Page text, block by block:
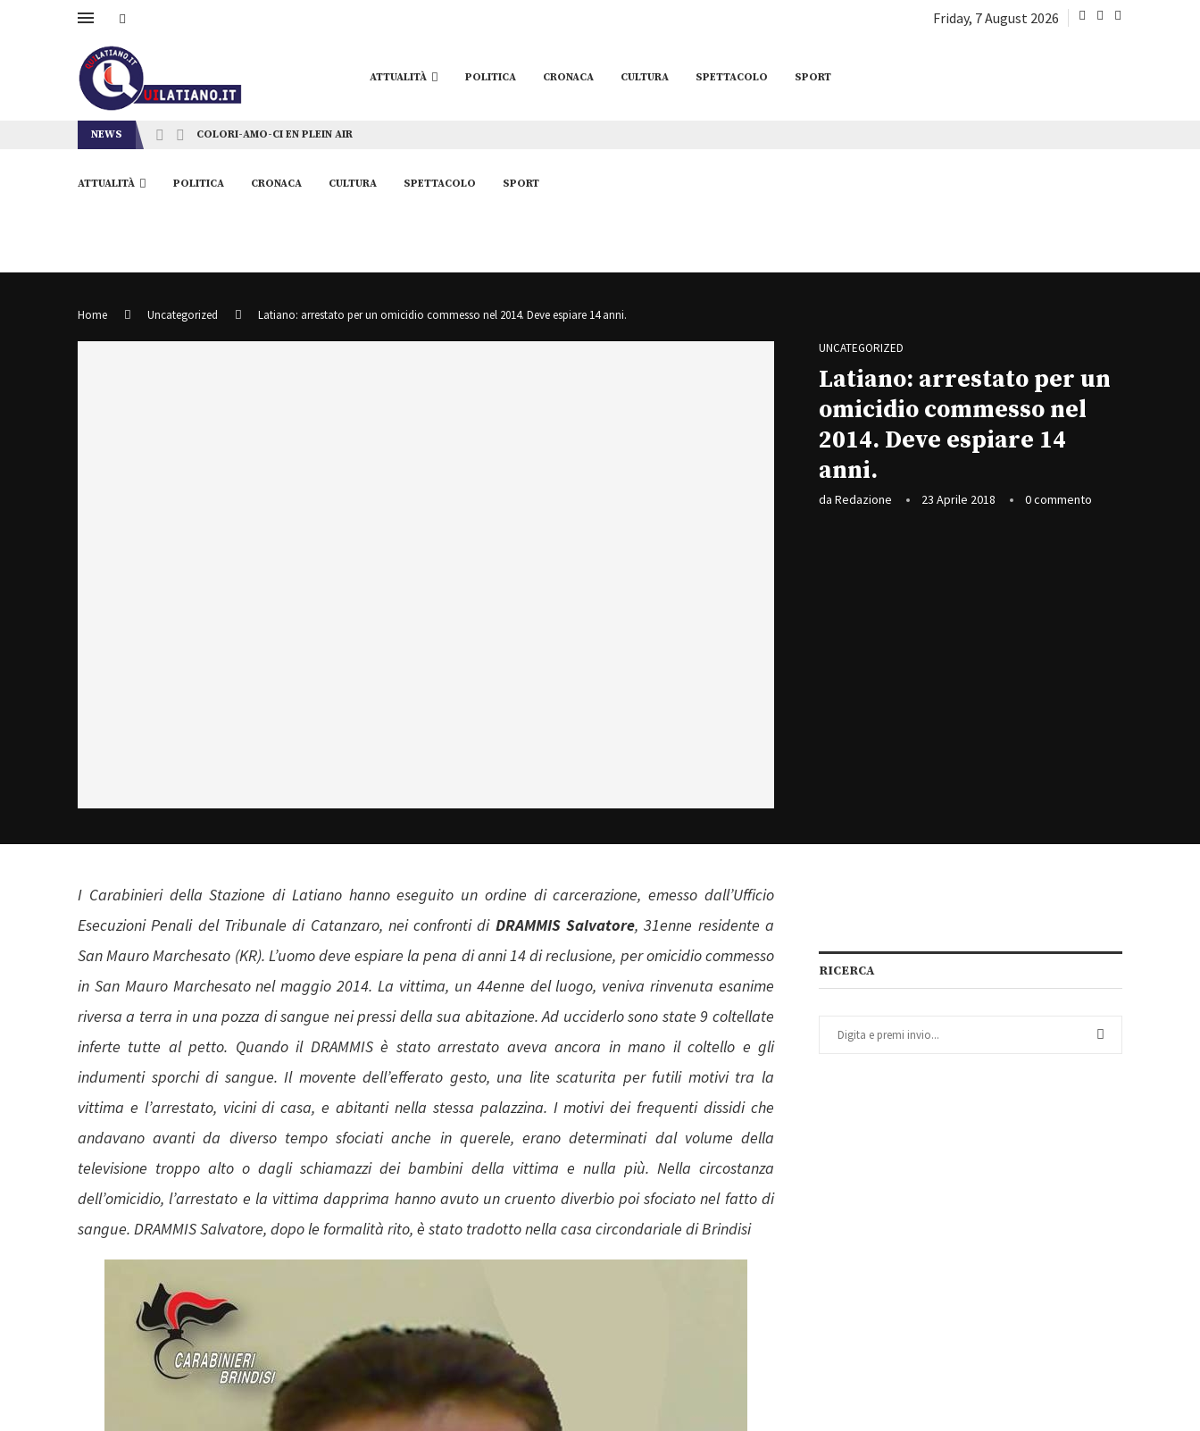
Friday, 7 August 2026
ATTUALITÀ POLITICA CRONACA CULTURA SPETTACOLO SPORT
NEWS COLORI-AMO-CI EN PLEIN AIR
ATTUALITÀ POLITICA CRONACA CULTURA SPETTACOLO SPORT
Home Uncategorized Latiano: arrestato per un omicidio commesso nel 2014. Deve espiare 14 anni.
UNCATEGORIZED
Latiano: arrestato per un
omicidio commesso nel
2014. Deve espiare 14
anni.
da Redazione 23 Aprile 2018 0 commento
I Carabinieri della Stazione di Latiano hanno eseguito un ordine di carcerazione, emesso dall’Ufficio
Esecuzioni Penali del Tribunale di Catanzaro, nei confronti di DRAMMIS Salvatore, 31enne residente a
San Mauro Marchesato (KR). L’uomo deve espiare la pena di anni 14 di reclusione, per omicidio commesso
in San Mauro Marchesato nel maggio 2014. La vittima, un 44enne del luogo, veniva rinvenuta esanime
riversa a terra in una pozza di sangue nei pressi della sua abitazione. Ad ucciderlo sono state 9 coltellate
inferte tutte al petto. Quando il DRAMMIS è stato arrestato aveva ancora in mano il coltello e gli
indumenti sporchi di sangue. Il movente dell’efferato gesto, una lite scaturita per futili motivi tra la
vittima e l’arrestato, vicini di casa, e abitanti nella stessa palazzina. I motivi dei frequenti dissidi che
andavano avanti da diverso tempo sfociati anche in querele, erano determinati dal volume della
televisione troppo alto o dagli schiamazzi dei bambini della vittima e nulla più. Nella circostanza
dell’omicidio, l’arrestato e la vittima dapprima hanno avuto un cruento diverbio poi sfociato nel fatto di
sangue. DRAMMIS Salvatore, dopo le formalità rito, è stato tradotto nella casa circondariale di Brindisi
RICERCA